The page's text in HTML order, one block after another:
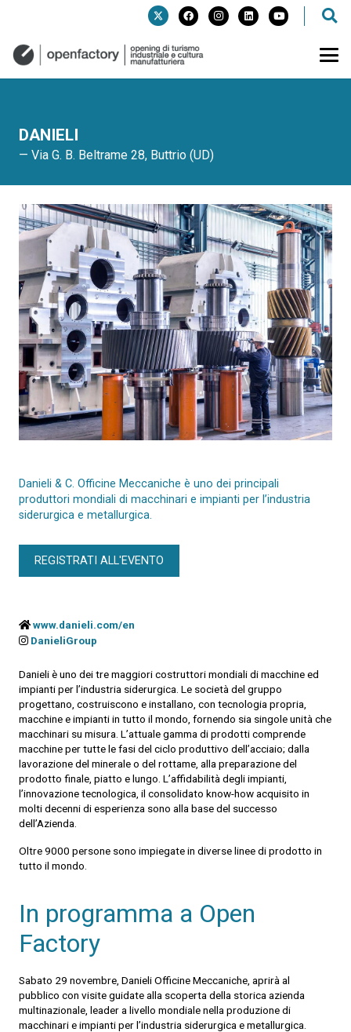
DANIELI
— Via G. B. Beltrame 28, Buttrio (UD)
Danieli & C. Officine Meccaniche è uno dei principali
produttori mondiali di macchinari e impianti per l’industria
siderurgica e metallurgica.
REGISTRATI ALL'EVENTO
www.danieli.com/en
DanieliGroup
Danieli è uno dei tre maggiori costruttori mondiali di macchine ed
impianti per l’industria siderurgica. Le società del gruppo
progettano, costruiscono e installano, con tecnologia propria,
macchine e impianti in tutto il mondo, fornendo sia singole unità che
macchinari su misura. L’attuale gamma di prodotti comprende
macchine per tutte le fasi del ciclo produttivo dell’acciaio; dalla
lavorazione del minerale o del rottame, alla preparazione del
prodotto finale, piatto e lungo. L’affidabilità degli impianti,
l’innovazione tecnologica, il consolidato know-how acquisito in
molti decenni di esperienza sono alla base del successo
dell’Azienda.
Oltre 9000 persone sono impiegate in diverse linee di prodotto in
tutto il mondo.
In programma a Open
Factory
Sabato 29 novembre, Danieli Officine Meccaniche, aprirà al
pubblico con visite guidate alla scoperta della storica azienda
multinazionale, leader a livello mondiale nella produzione di
macchinari e impianti per l’industria siderurgica e metallurgica